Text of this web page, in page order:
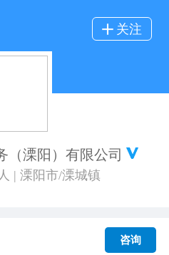
关注
（溧阳）有限公司
| 溧阳市/溧城镇
咨询